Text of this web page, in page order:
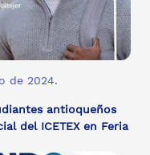
de 2024.
antioqueños
del ICETEX en Feria